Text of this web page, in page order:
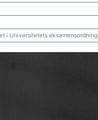
i Universitetets eksamensordning